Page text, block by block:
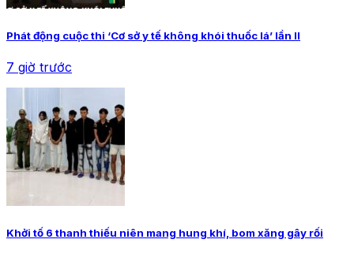
Phát động cuộc thi ‘Cơ sở y tế không khói thuốc lá’ lần II
7 giờ trước
Khởi tố 6 thanh thiếu niên mang hung khí, bom xăng gây rối